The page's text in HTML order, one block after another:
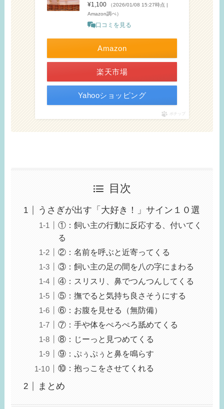
¥1,100
（2026/01/08 15:27時点 |
Amazon調べ）
口コミを見る
Amazon
楽天市場
Yahooショッピング
ポチップ
目次
うさぎが出す「大好き！」サイン１０選
①：飼い主の行動に反応する、付いてく
る
②：名前を呼ぶと近寄ってくる
③：飼い主の足の間を八の字にまわる
④：スリスリ、鼻でつんつんしてくる
⑤：撫でると気持ち良さそうにする
⑥：お腹を見せる（無防備）
⑦：手や体をぺろぺろ舐めてくる
⑧：じーっと見つめてくる
⑨：ぷぅぷぅと鼻を鳴らす
⑩：抱っこをさせてくれる
まとめ